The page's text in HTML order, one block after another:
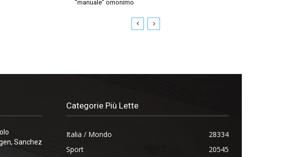
“manuale” omonimo
Sanchez
Categorie Più Lette
Italia / Mondo
28334
Sport
20545